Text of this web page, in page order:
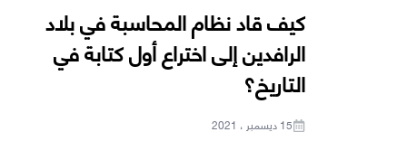
كيف قاد نظام المحاسبة في بلاد
الرافدين إلى اختراع أول كتابة في
التاريخ؟
15 ديسمبر ، 2021